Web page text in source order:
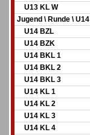
U13 KL W
Jugend \ Runde \ U14
U14 BZL
U14 BZK
U14 BKL 1
U14 BKL 2
U14 BKL 3
U14 KL 1
U14 KL 2
U14 KL 3
U14 KL 4